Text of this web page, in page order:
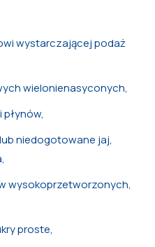
wystarczającej podaż
wielonienasyconych,
niedogotowane jaj,
wysokoprzetworzonych,
proste,